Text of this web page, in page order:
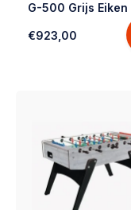
G-500 Grijs Eiken
€923,00